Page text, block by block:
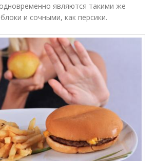
являются такими же
и сочными, как персики.